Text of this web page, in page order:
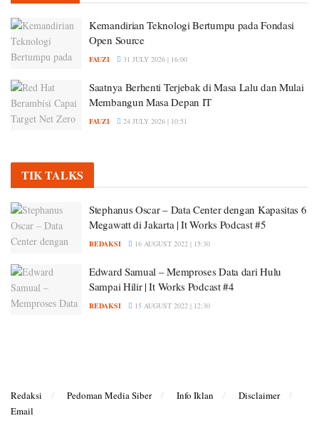
Kemandirian Teknologi Bertumpu pada Fondasi
Open Source
FAUZI 31 JULY 2026 | 16:00
Saatnya Berhenti Terjebak di Masa Lalu dan Mulai
Membangun Masa Depan IT
FAUZI 24 JULY 2026 | 10:51
TIK TALKS
Stephanus Oscar – Data Center dengan Kapasitas 6
Megawatt di Jakarta | It Works Podcast #5
REDAKSI 16 AUGUST 2022 | 15:30
Edward Samual – Memproses Data dari Hulu
Sampai Hilir | It Works Podcast #4
REDAKSI 15 AUGUST 2022 | 12:30
Redaksi Pedoman Media Siber Info Iklan
Disclaimer
Email